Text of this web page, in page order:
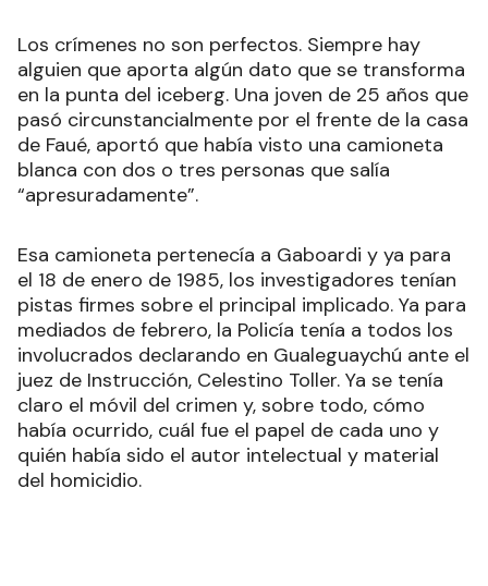
Los crímenes no son perfectos. Siempre hay
alguien que aporta algún dato que se transforma
en la punta del iceberg. Una joven de 25 años que
pasó circunstancialmente por el frente de la casa
de Faué, aportó que había visto una camioneta
blanca con dos o tres personas que salía
“apresuradamente”.
Esa camioneta pertenecía a Gaboardi y ya para
el 18 de enero de 1985, los investigadores tenían
pistas firmes sobre el principal implicado. Ya para
mediados de febrero, la Policía tenía a todos los
involucrados declarando en Gualeguaychú ante el
juez de Instrucción, Celestino Toller. Ya se tenía
claro el móvil del crimen y, sobre todo, cómo
había ocurrido, cuál fue el papel de cada uno y
quién había sido el autor intelectual y material
del homicidio.